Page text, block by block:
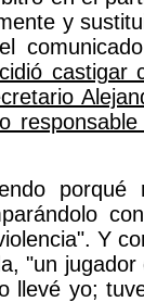
y
castigar
porqué
Y
"un jugador
llevé yo;